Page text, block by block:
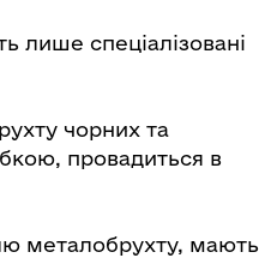
лише спеціалізовані
чорних та
провадиться в
металобрухту, мають